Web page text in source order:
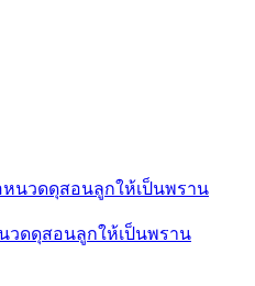
วดดุสอนลูกให้เป็นพราน